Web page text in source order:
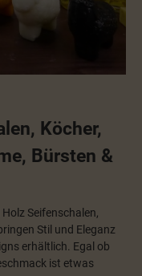
Köcher,
Bürsten &
Seifenschalen,
Stil und Eleganz
erhältlich. Egal ob
ist etwas